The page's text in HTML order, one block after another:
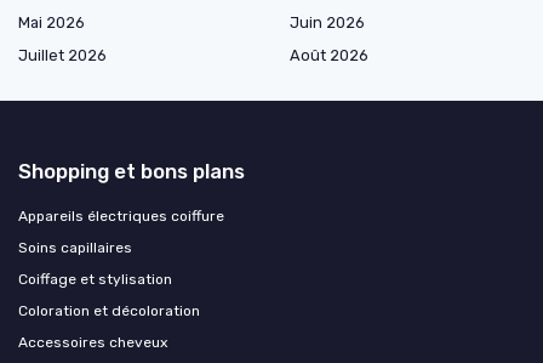
Mai 2026
Juin 2026
Juillet 2026
Août 2026
Shopping et bons plans
Appareils électriques coiffure
Soins capillaires
Coiffage et stylisation
Coloration et décoloration
Accessoires cheveux